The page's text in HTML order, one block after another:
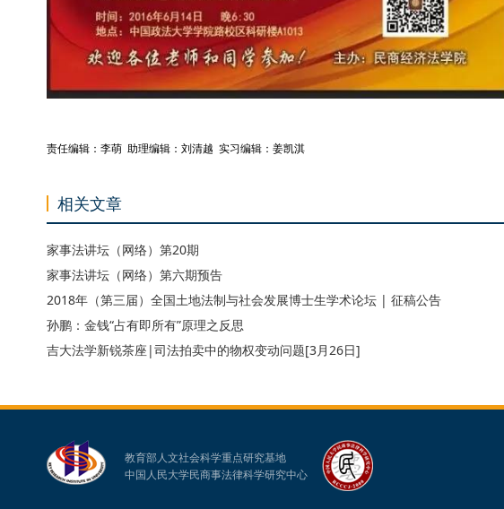
责任编辑：李萌 助理编辑：刘清越 实习编辑：姜凯淇
相关文章
家事法讲坛（网络）第20期
家事法讲坛（网络）第六期预告
2018年（第三届）全国土地法制与社会发展博士生学术论坛 | 征稿公告
孙鹏：金钱“占有即所有”原理之反思
吉大法学新锐茶座|司法拍卖中的物权变动问题[3月26日]
教育部人文社会科学重点研究基地
中国人民大学民商事法律科学研究中心